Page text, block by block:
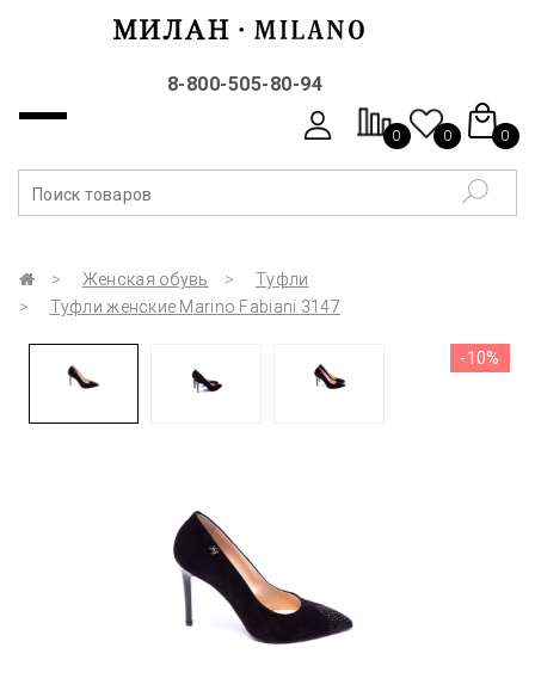
8-800-505-80-94
0 0 0
Женская обувь
Туфли
Туфли женские Marino Fabiani 3147
-10%